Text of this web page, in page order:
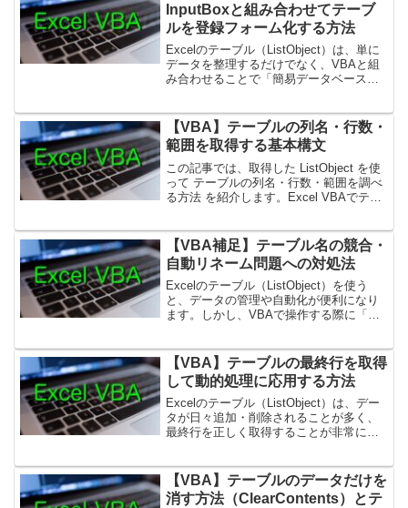
InputBoxと組み合わせてテーブ
ルを登録フォーム化する方法
Excelのテーブル（ListObject）は、単に
データを整理するだけでなく、VBAと組
み合わせることで「簡易データベース」
ームを作ってデータを登録する仕組み...
【VBA】テーブルの列名・行数・
範囲を取得する基本構文
この記事では、取得した ListObject を使
って テーブルの列名・行数・範囲を調べ
る方法 を紹介します。Excel VBAでテー
範囲を使っているか」を正しく把握す
る...
【VBA補足】テーブル名の競合・
自動リネーム問題への対処法
Excelのテーブル（ListObject）を使う
と、データの管理や自動化が便利になり
ます。しかし、VBAで操作する際に「指
ルに遭遇することがあります。その多く
はテーブ...
【VBA】テーブルの最終行を取得
して動的処理に応用する方法
Excelのテーブル（ListObject）は、デー
タが日々追加・削除されることが多く、
最終行を正しく取得することが非常に重
る」といった処理では、テーブルの行数
が固定され...
【VBA】テーブルのデータだけを
消す方法（ClearContents）とテ